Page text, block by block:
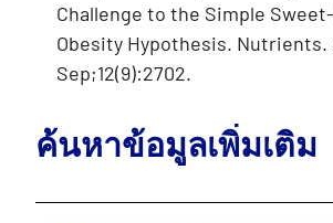
Challenge to the Simple
Obesity Hypothesis. Nutrients.
Sep;12(9):2702.
ค้นหาข้อมูลเพิ่มเติม